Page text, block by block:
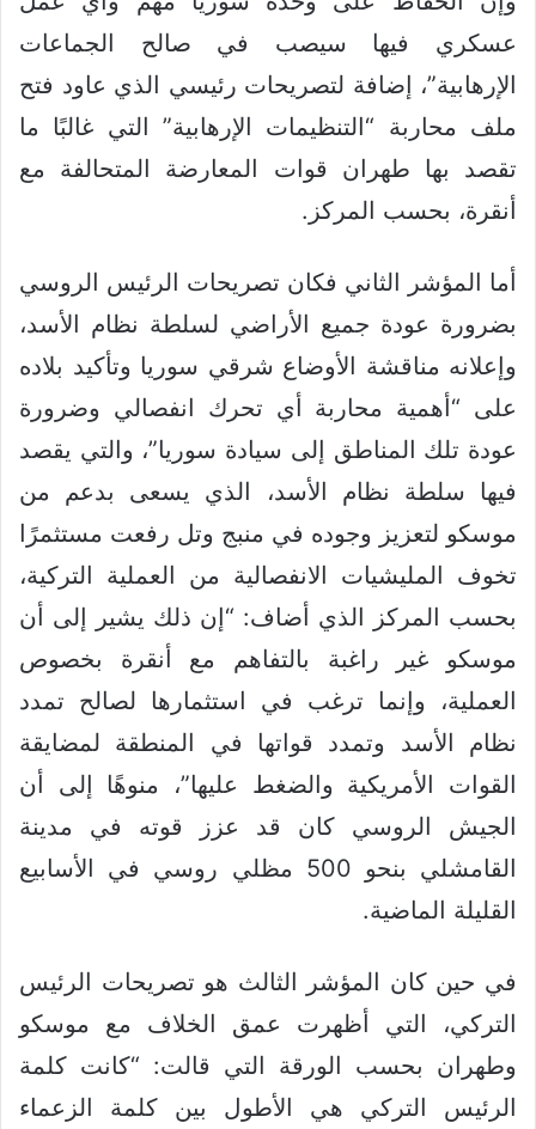
عسكري فيها سيصب في صالح الجماعات
الإرهابية”، إضافة لتصريحات رئيسي الذي عاود فتح
ملف محاربة “التنظيمات الإرهابية” التي غالبًا ما
تقصد بها طهران قوات المعارضة المتحالفة مع
أنقرة، بحسب المركز.
أما المؤشر الثاني فكان تصريحات الرئيس الروسي
بضرورة عودة جميع الأراضي لسلطة نظام الأسد،
وإعلانه مناقشة الأوضاع شرقي سوريا وتأكيد بلاده
على “أهمية محاربة أي تحرك انفصالي وضرورة
عودة تلك المناطق إلى سيادة سوريا”، والتي يقصد
فيها سلطة نظام الأسد، الذي يسعى بدعم من
موسكو لتعزيز وجوده في منبج وتل رفعت مستثمرًا
تخوف المليشيات الانفصالية من العملية التركية،
بحسب المركز الذي أضاف: “إن ذلك يشير إلى أن
موسكو غير راغبة بالتفاهم مع أنقرة بخصوص
العملية، وإنما ترغب في استثمارها لصالح تمدد
نظام الأسد وتمدد قواتها في المنطقة لمضايقة
القوات الأمريكية والضغط عليها”، منوهًا إلى أن
الجيش الروسي كان قد عزز قوته في مدينة
القامشلي بنحو 500 مظلي روسي في الأسابيع
القليلة الماضية.
في حين كان المؤشر الثالث هو تصريحات الرئيس
التركي، التي أظهرت عمق الخلاف مع موسكو
وطهران بحسب الورقة التي قالت: “كانت كلمة
الرئيس التركي هي الأطول بين كلمة الزعماء